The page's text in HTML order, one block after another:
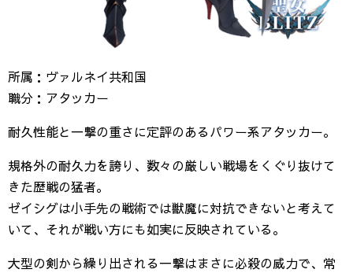
所属：ヴァルネイ共和国
職分：アタッカー
耐久性能と一撃の重さに定評のあるパワー系アタッカー。
規格外の耐久力を誇り、数々の厳しい戦場をくぐり抜けて
きた歴戦の猛者。
ゼイシグは小手先の戦術では獣魔に対抗できないと考えて
いて、それが戦い方にも如実に反映されている。
大型の剣から繰り出される一撃はまさに必殺の威力で、常